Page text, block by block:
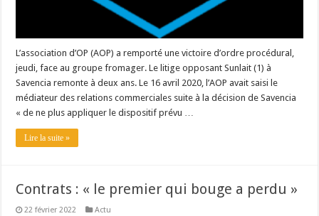
L’association d’OP (AOP) a remporté une victoire d’ordre procédural,
jeudi, face au groupe fromager. Le litige opposant Sunlait (1) à
Savencia remonte à deux ans. Le 16 avril 2020, l’AOP avait saisi le
médiateur des relations commerciales suite à la décision de Savencia
« de ne plus appliquer le dispositif prévu …
Lire la suite »
Contrats : « le premier qui bouge a perdu »
22 février 2022 Actu